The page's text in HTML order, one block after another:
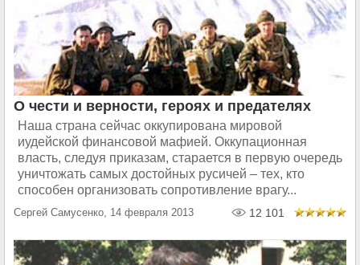
О чести и верности, героях и предателях
Наша страна сейчас оккупирована мировой
иудейской финансовой мафией. Оккупационная
власть, следуя приказам, старается в первую очередь
уничтожать самых достойных русичей – тех, кто
способен организовать сопротивление врагу...
Сергей Самусенко, 14 февраля 2013 12 101